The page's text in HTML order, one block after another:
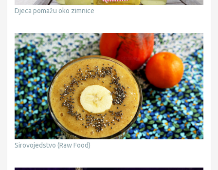
Djeca pomažu oko zimnice
Sirovojedstvo (Raw Food)